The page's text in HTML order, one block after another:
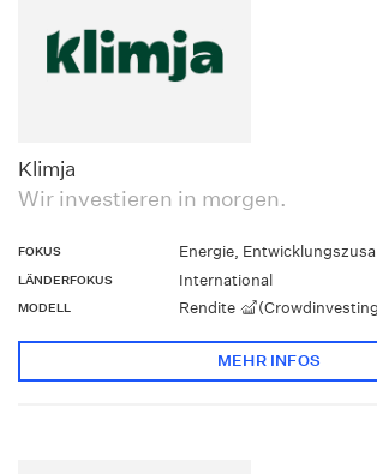
Klimja
Wir investieren in morgen.
FOKUS Energie,
LÄNDERFOKUS International
MODELL Rendite
MEHR INFOS